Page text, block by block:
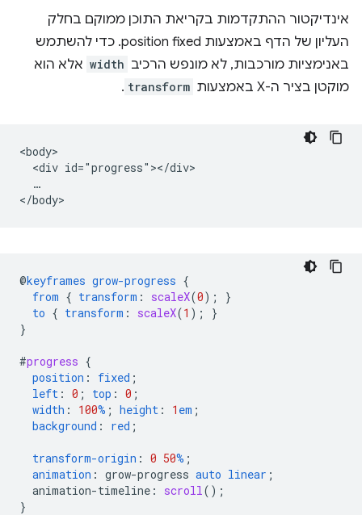
אינדיקטור ההתקדמות בקריאת התוכן ממוקם בחלק
העליון של הדף באמצעות position fixed. כדי להשתמש
באנימציות מורכבות, לא מונפש הרכיב width אלא הוא
מוקטן בציר ה-X באמצעות
transform
.
<body>
  <div id="progress"></div>
  …
@keyframes grow-progress {
from { transform : scaleX(0);
}
to { transform : scaleX(1 );
}
}
#progress {
position : fixed ;
left : 0 ; top : 0 ;
width : 100% ; height : 1 em ;
background : red ;
transform-origin : 0 50% ;
animation : grow-progress auto linear ;
animation-timeline : scroll();
}